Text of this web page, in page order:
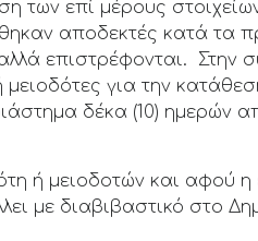
των επί μέρους
αποδεκτές κατά τα
επιστρέφονται. Στην
για την
δέκα (10) ημερών
ή μειοδοτών και αφού η
με διαβιβαστικό στο